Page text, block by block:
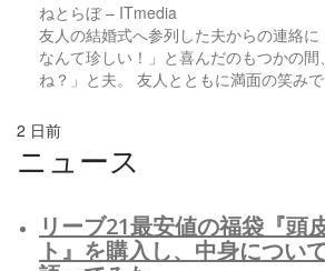
ねとらぼ – ITmedia
友人の結婚式へ参列した夫からの連絡
なんて珍しい！」と喜んだのもつかの
ね？」と夫。 友人とともに満面の笑み
2 日前
ニュース
リーブ21最安値の福袋『頭
ト』を購入し、中身につい